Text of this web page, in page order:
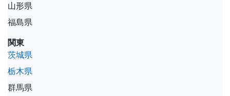
山形県
福島県
関東
茨城県
栃木県
群馬県